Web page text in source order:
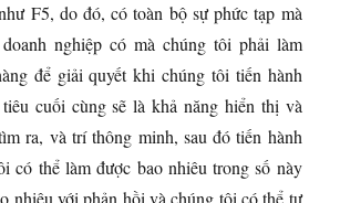
F5, do đó, có toàn bộ sự phức tạp mà
nghiệp có mà chúng tôi phải làm
để giải quyết khi chúng tôi tiến hành
cuối cùng sẽ là khả năng hiển thị và
ra, và trí thông minh, sau đó tiến hành
có thể làm được bao nhiêu trong số này
nhiêu với phản hồi và chúng tôi có thể tự